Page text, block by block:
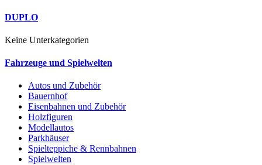
DUPLO
Keine Unterkategorien
Fahrzeuge und Spielwelten
Autos und Zubehör
Bauernhof
Eisenbahnen und Zubehör
Holzfiguren
Modellautos
Parkhäuser
Spielteppiche & Rennbahnen
Spielwelten